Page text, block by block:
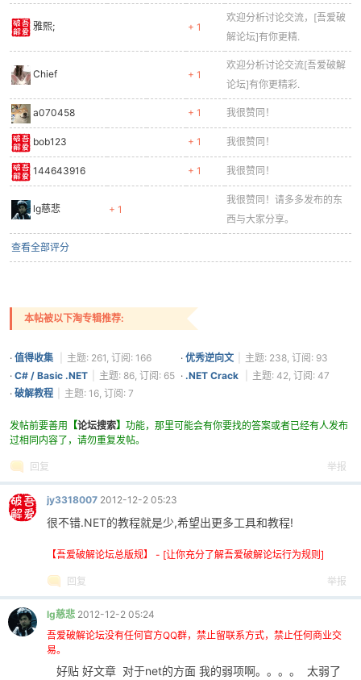
雅熙; + 1
欢迎分析讨论交流，[吾爱破
解论坛]有你更精.
Chief + 1
欢迎分析讨论交流[吾爱破解
论坛]有你更精彩.
a070458 + 1 我很赞同！
bob123 + 1 我很赞同！
144643916 + 1 我很赞同！
lg慈悲 + 1
我很赞同！请多多发布的东
西与大家分享。
查看全部评分
本帖被以下淘专辑推荐:
· 值得收集 主题: 261, 订阅: 166 · 优秀逆向文
主题: 238, 订阅: 93
· C# / Basic .NET 主题: 86, 订阅: 65 · .NET Crack
主题: 42, 订阅: 47
· 破解教程 主题: 16, 订阅: 7
发帖前要善用 【论坛搜索】 功能，那里可能会有你要找的答案或者已经有人发布
过相同内容了，请勿重复发帖。
回复 举报
jy3318007 2012-12-2 05:23
很不错.NET的教程就是少,希望出更多工具和教程!
【吾爱破解论坛总版规】 - [让你充分了解吾爱破解论坛行为规则]
回复 举报
lg慈悲 2012-12-2 05:24
吾爱破解论坛没有任何官方QQ群，禁止留联系方式，禁止任何商业交
易。
好贴 好文章 对于net的方面 我的弱项啊。。。。 太弱了